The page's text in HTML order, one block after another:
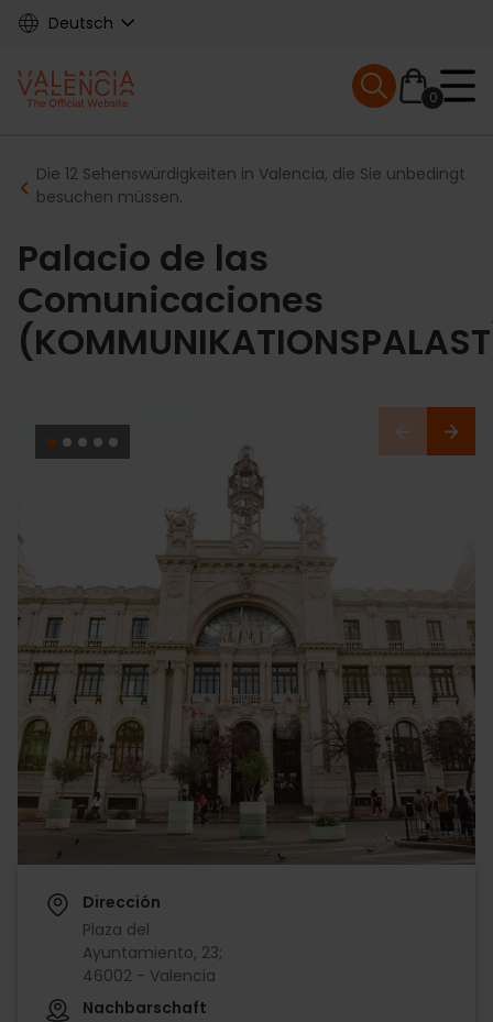
Skip
content
Deutsch
Main
navigation
0
Mobile menu
Breadcrumb
Die 12 Sehenswürdigkeiten in Valencia, die Sie unbedingt
besuchen müssen.
Palacio de las
Comunicaciones
Dirección
Plaza del
Ayuntamiento, 23;
46002 - Valencia
Nachbarschaft